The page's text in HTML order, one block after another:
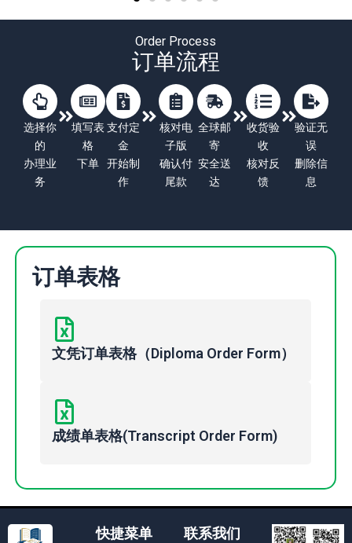
Order Process
订单流程
选择你
的
办理业
务
填写表
格
下单
支付定
金
开始制
作
核对电
子版
确认付
尾款
全球邮
寄
安全送
达
收货验
收
核对反
馈
验证无
误
删除信
息
订单表格
文凭订单表格（Diploma Order Form）
成绩单表格(Transcript Order Form)
快捷菜单 联系我们